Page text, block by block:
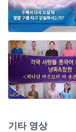
기타 영상